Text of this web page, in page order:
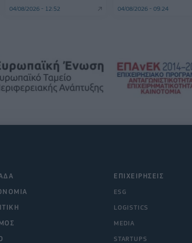
04/08/2026 - 12:52 04/08/2026 - 09:24
ΕΠΙΧΕΙΡΗΣΕΙΣ
ESG
LOGISTICS
MEDIA
STARTUPS